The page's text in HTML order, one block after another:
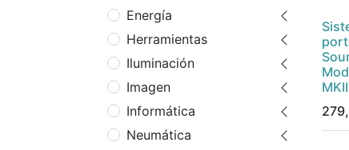
Energía
Herramientas
Iluminación
Imagen
Informática
Neumática
MKII